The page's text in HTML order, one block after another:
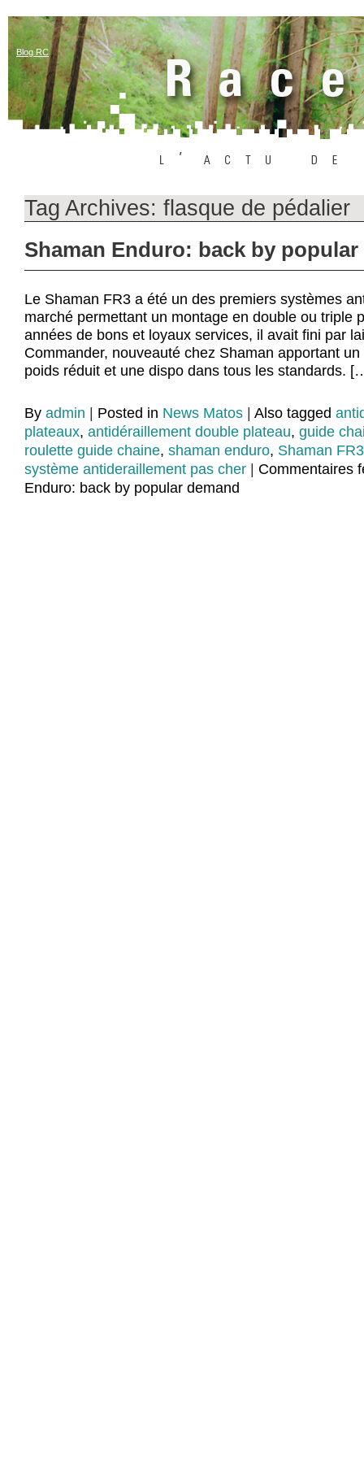
Blog RC
Tag Archives: flasque de pédalier
Shaman Enduro: back by popular
Le Shaman FR3 a été un des premiers systèmes
marché permettant un montage en double ou triple
années de bons et loyaux services, il avait fini par
Commander, nouveauté chez Shaman apportant
poids réduit et une dispo dans tous les standards.
By admin Posted in News Matos Also tagged
plateaux, antidéraillement double plateau, guide
roulette guide chaine, shaman enduro, Shaman FR3
système antideraillement pas cher
Commentaires
Enduro: back by popular demand